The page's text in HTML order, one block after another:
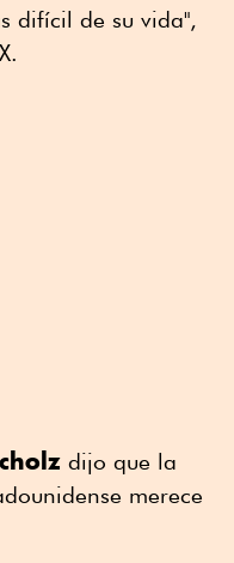
difícil de su vida",
dijo que la
merece